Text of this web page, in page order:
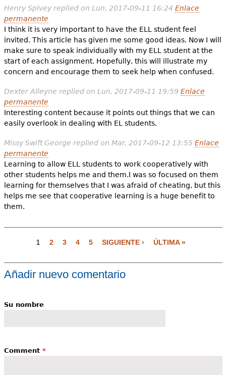
Henry Spiveyreplied on Lun, 2017-09-11 16:24 Enlace
permanente
I think it is very important to have the ELL student feel
invited. This article has given me some good ideas. Now I will
make sure to speak individually with my ELL student at the
start of each assignment. Hopefully, this will illustrate my
concern and encourage them to seek help when confused.
Dexter Alleyne replied on Lun, 2017-09-11 19:59 Enlace
permanente
Interesting content because it points out things that we can
easily overlook in dealing with EL students.
Missy Swift George replied on Mar, 2017-09-12 13:55 Enlace
permanente
Learning to allow ELL students to work cooperatively with
other students helps me and them.I was so focused on them
learning for themselves that I was afraid of cheating, but this
helps me see that cooperative learning is a huge benefit to
them.
i
1 2 3 4 5 SIGUIENTE › ÚLTIMA »
Añadir nuevo comentario
Su nombre
Comment *